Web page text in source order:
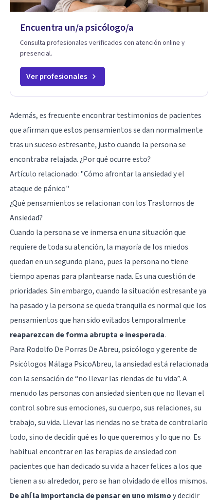
Encuentra un/a psicólogo/a
Consulta profesionales verificados con atención online y
presencial.
Ver profesionales
Además, es frecuente encontrar testimonios de pacientes
que afirman que estos pensamientos se dan normalmente
tras un suceso estresante, justo cuando la persona se
encontraba relajada. ¿Por qué ocurre esto?
Artículo relacionado: "Cómo afrontar la ansiedad y el
ataque de pánico"
¿Qué pensamientos se relacionan con los Trastornos de
Ansiedad?
Cuando la persona se ve inmersa en una situación que
requiere de toda su atención, la mayoría de los miedos
quedan en un segundo plano, pues la persona no tiene
tiempo apenas para plantearse nada. Es una cuestión de
prioridades. Sin embargo, cuando la situación estresante ya
ha pasado y la persona se queda tranquila es normal que los
pensamientos que han sido evitados temporalmente
reaparezcan de forma abrupta e inesperada.
Para Rodolfo De Porras De Abreu, psicólogo y gerente de
Psicólogos Málaga PsicoAbreu, la ansiedad está relacionada
con la sensación de “no llevar las riendas de tu vida”. A
menudo las personas con ansiedad sienten que no llevan el
control sobre sus emociones, su cuerpo, sus relaciones, su
trabajo, su vida. Llevar las riendas no se trata de controlarlo
todo, sino de decidir qué es lo que queremos y lo que no. Es
habitual encontrar en las terapias de ansiedad con
pacientes que han dedicado su vida a hacer felices a los que
tienen a su alrededor, pero se han olvidado de ellos mismos.
De ahí la importancia de pensar en uno mismoy decidir